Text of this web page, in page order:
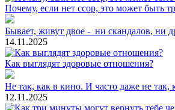
Почему, если нет ссор, это может быть
Бывает, живут двое - ни скандалов, ни
14.11.2025
Как выглядят здоровые отношения?
Не так, как в кино. И часто даже не так,
12.11.2025